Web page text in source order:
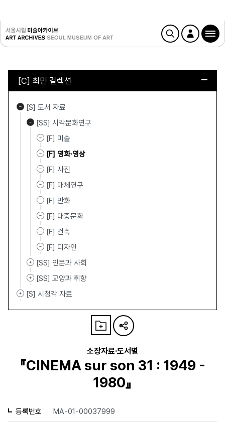
[C] 최민 컬렉션
[S] 도서 자료
[SS] 시각문화연구
[F] 미술
[F] 영화·영상
[F] 사진
[F] 매체연구
[F] 만화
[F] 대중문화
[F] 건축
[F] 디자인
[SS] 인문과 사회
[SS] 교양과 취향
[S] 시청각 자료
소장자료·도서별
『CINEMA sur son 31 : 1949 -
1980』
등록번호 MA-01-00037999